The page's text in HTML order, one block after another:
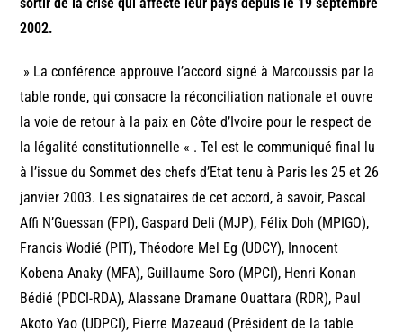
2002.
» La conférence approuve l’accord signé à Marcoussis par la
table ronde, qui consacre la réconciliation nationale et ouvre
la voie de retour à la paix en Côte d’Ivoire pour le respect de
la légalité constitutionnelle « . Tel est le communiqué final lu
à l’issue du Sommet des chefs d’Etat tenu à Paris les 25 et 26
janvier 2003. Les signataires de cet accord, à savoir, Pascal
Affi N’Guessan (FPI), Gaspard Deli (MJP), Félix Doh (MPIGO),
Francis Wodié (PIT), Théodore Mel Eg (UDCY), Innocent
Kobena Anaky (MFA), Guillaume Soro (MPCI), Henri Konan
Bédié (PDCI-RDA), Alassane Dramane Ouattara (RDR), Paul
Akoto Yao (UDPCI), Pierre Mazeaud (Président de la table